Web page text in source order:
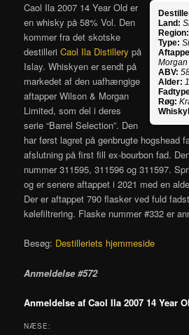
Land:
Region:
Type:
ABV:
Alder:
Røg:
Caol Ila 2007 14 Year Old er
en whisky på 58% Vol. Den
kommer fra det skotske
destilleriCaol Ila Distillery på
Islay. Whiskyen er sendt på
markedet af den uafhængige
aftapper Wilson & Morgan
Limited, som del i deres
serie “Barrel Selection”. Den
har først lagret på genbrugte hogshead
afslutning på first fill ex-bourbon fad.
nummer311595, 311596 og 311597.
og er senere aftappet i 2021 med en
Der er aftappet 790 flasker ved fuld
kølefiltrering. Flaske nummer #332 er
Besøg: Destilleriets hjemmeside
Anmeldelse #572
Anmeldelse af Caol Ila 2007 14 Year
NÆSE: